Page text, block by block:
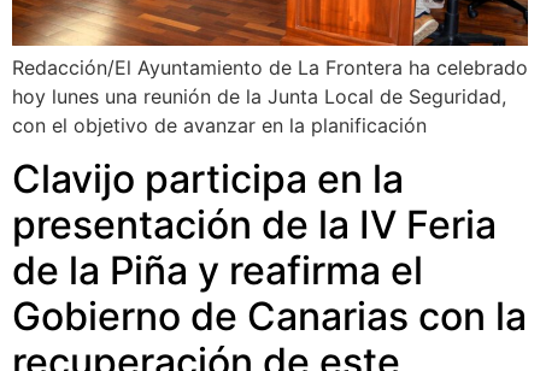
Redacción/El Ayuntamiento de La Frontera ha celebrado
hoy lunes una reunión de la Junta Local de Seguridad,
con el objetivo de avanzar en la planificación
Clavijo participa en la
presentación de la IV Feria
de la Piña y reafirma el
Gobierno de Canarias con la